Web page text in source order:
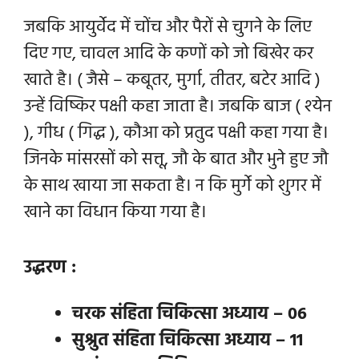
जबकि आयुर्वेद में चोंच और पैरों से चुगने के लिए
दिए गए, चावल आदि के कणों को जो बिखेर कर
खाते है। ( जैसे – कबूतर, मुर्गा, तीतर, बटेर आदि )
उन्हें विष्किर पक्षी कहा जाता है। जबकि बाज ( श्येन
), गीध ( गिद्ध ), कौआ को प्रतुद पक्षी कहा गया है।
जिनके मांसरसों को सत्तू, जौ के बात और भुने हुए जौ
के साथ खाया जा सकता है। न कि मुर्गे को शुगर में
खाने का विधान किया गया है।
उद्धरण :
चरक संहिता चिकित्सा अध्याय – 06
सुश्रुत संहिता चिकित्सा अध्याय – 11